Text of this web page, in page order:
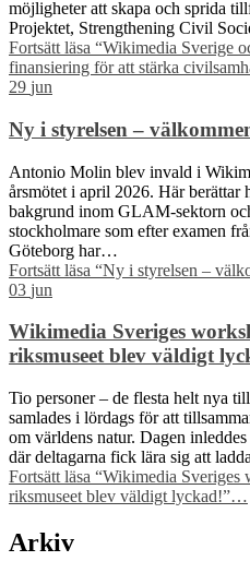
möjligheter att skapa och sprida
Projektet, Strengthening Civil
Fortsätt läsa “Wikimedia Sverige
finansiering för att stärka
29 jun
Ny i styrelsen –
Antonio Molin blev invald i
årsmötet i april 2026. Här berättar
bakgrund inom GLAM-sektorn
stockholmare som efter examen
Göteborg har…
Fortsätt läsa “Ny i styrelsen –
03 jun
Wikimedia Sveriges
riksmuseet blev väldigt
Tio personer – de flesta helt nya
samlades i lördags för att
om världens natur. Dagen
där deltagarna fick lära sig att
Fortsätt läsa “Wikimedia Sveriges
riksmuseet blev väldigt lyckad!”…
Arkiv